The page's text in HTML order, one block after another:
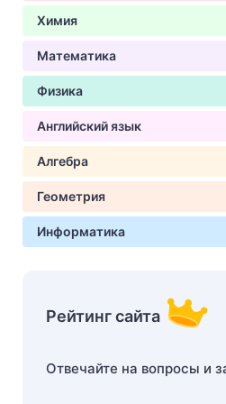
Химия
Математика
Физика
Английский язык
Алгебра
Геометрия
Информатика
Рейтинг сайта
Отвечайте на вопросы и